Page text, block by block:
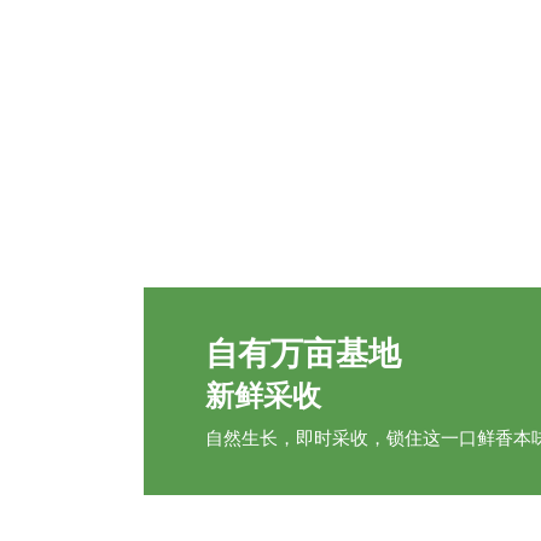
自有万亩基地
新鲜采收
自然生长，即时采收，锁住这一口鲜香本